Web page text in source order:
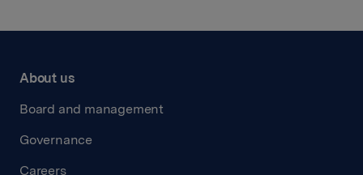
About us
Board and management
Governance
Careers